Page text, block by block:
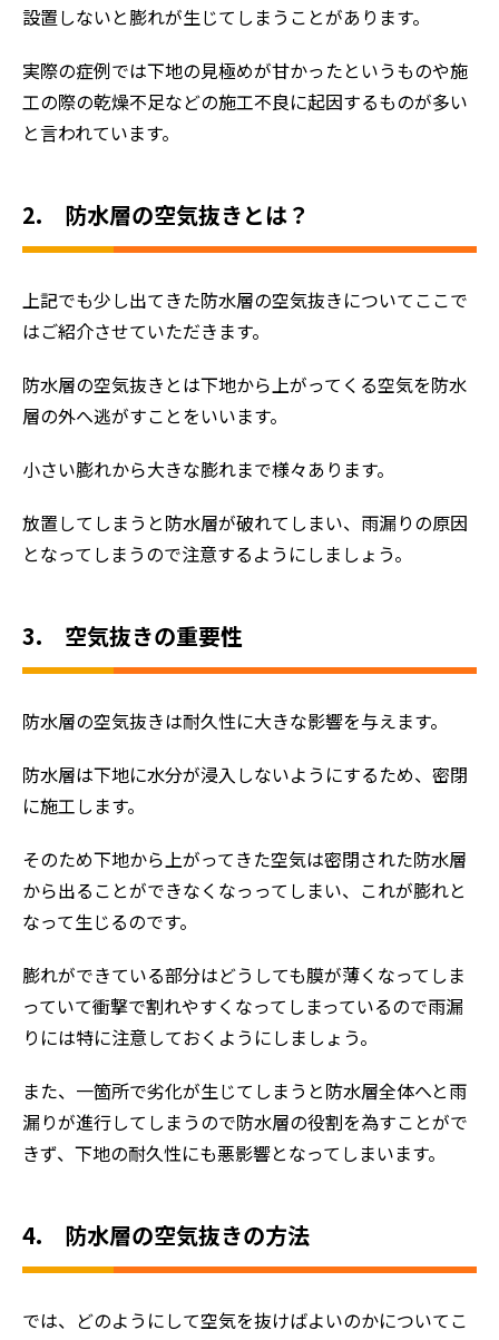
設置しないと膨れが生じてしまうことがあります。
実際の症例では下地の見極めが甘かったというものや施
工の際の乾燥不足などの施工不良に起因するものが多い
と言われています。
2. 防水層の空気抜きとは？
上記でも少し出てきた防水層の空気抜きについてここで
はご紹介させていただきます。
防水層の空気抜きとは下地から上がってくる空気を防水
層の外へ逃がすことをいいます。
小さい膨れから大きな膨れまで様々あります。
放置してしまうと防水層が破れてしまい、雨漏りの原因
となってしまうので注意するようにしましょう。
3. 空気抜きの重要性
防水層の空気抜きは耐久性に大きな影響を与えます。
防水層は下地に水分が浸入しないようにするため、密閉
に施工します。
そのため下地から上がってきた空気は密閉された防水層
から出ることができなくなっってしまい、これが膨れと
なって生じるのです。
膨れができている部分はどうしても膜が薄くなってしま
っていて衝撃で割れやすくなってしまっているので雨漏
りには特に注意しておくようにしましょう。
また、一箇所で劣化が生じてしまうと防水層全体へと雨
漏りが進行してしまうので防水層の役割を為すことがで
きず、下地の耐久性にも悪影響となってしまいます。
4. 防水層の空気抜きの方法
では、どのようにして空気を抜けばよいのかについてこ